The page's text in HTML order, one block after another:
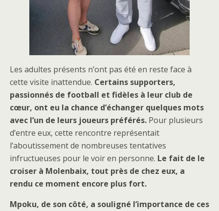
Les adultes présents n’ont pas été en reste face à
cette visite inattendue. Certains supporters,
passionnés de football et fidèles à leur club de
cœur, ont eu la chance d’échanger quelques mots
avec l’un de leurs joueurs préférés. Pour plusieurs
d’entre eux, cette rencontre représentait
l’aboutissement de nombreuses tentatives
infructueuses pour le voir en personne. Le fait de le
croiser à Molenbaix, tout près de chez eux, a
rendu ce moment encore plus fort.
Mpoku, de son côté, a souligné l’importance de ces